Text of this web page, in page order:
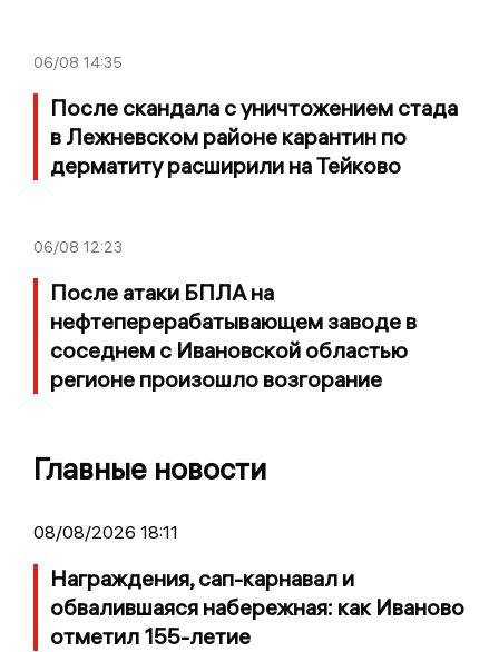
06/08 14:35
После скандала с уничтожением стада
в Лежневском районе карантин по
дерматиту расширили на Тейково
06/08 12:23
После атаки БПЛА на
нефтеперерабатывающем заводе в
соседнем с Ивановской областью
регионе произошло возгорание
Главные новости
08/08/2026 18:11
Награждения, сап-карнавал и
обвалившаяся набережная: как Иваново
отметил 155-летие